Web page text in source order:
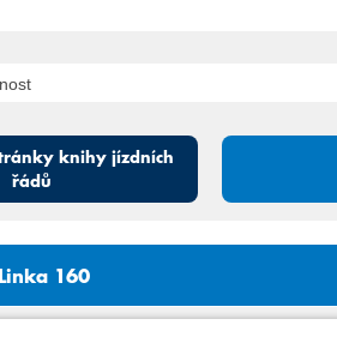
knihy jízdních
řádů
160